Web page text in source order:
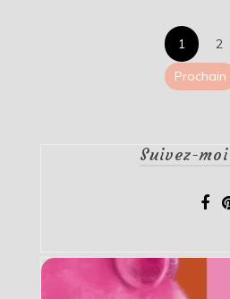
1
2
Prochain
Suivez-